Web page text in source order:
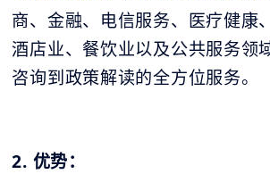
商、金融、电信服务、医疗健康
酒店业、餐饮业以及公共服务领
咨询到政策解读的全方位服务。
2. 优势：